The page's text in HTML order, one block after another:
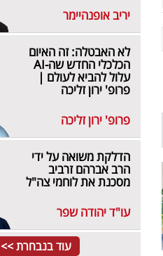
יריב אופנהיימר
לא האבטלה: זה האיום
הכלכלי החדש שה-AI
עלול להביא לעולם |
פרופ' ירון זליכה
פרופ' ירון זליכה
הדלקת משואה על ידי
הרב אברהם זרביב
מסכנת את לוחמי צה"ל
עו"ד יהודה שפר
עוד בנבחרת >>